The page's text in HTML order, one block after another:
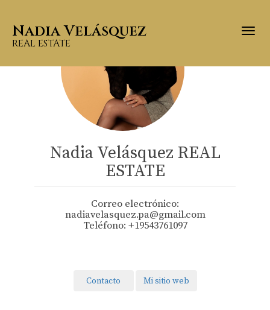
Nadia Velásquez
REAL ESTATE
Nadia Velásquez REAL
ESTATE
Correo electrónico:
nadiavelasquez.pa@gmail.com
Teléfono: +19543761097
Contacto Mi sitio web